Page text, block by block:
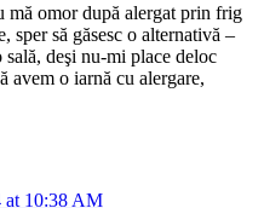
mă omor după alergat prin frig
sper să găsesc o alternativă –
sală, deşi nu-mi place deloc
avem o iarnă cu alergare,
at 10:38 AM